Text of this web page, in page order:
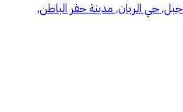
حي الريان, مدينة حفر الباطن,